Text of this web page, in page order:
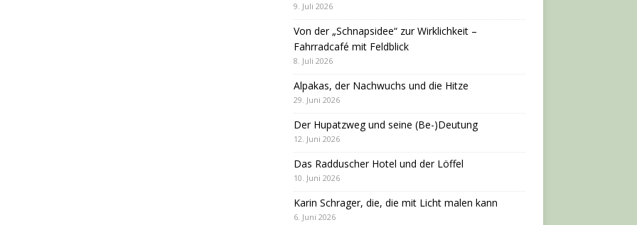
9. Juli 2026
Von der „Schnapsidee“ zur Wirklichkeit –
Fahrradcafé mit Feldblick
8. Juli 2026
Alpakas, der Nachwuchs und die Hitze
29. Juni 2026
Der Hupatzweg und seine (Be-)Deutung
12. Juni 2026
Das Radduscher Hotel und der Löffel
10. Juni 2026
Karin Schrager, die, die mit Licht malen kann
6. Juni 2026